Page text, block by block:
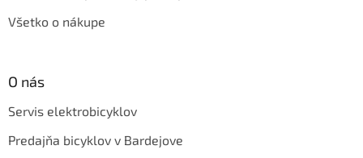
Všetko o nákupe
O nás
Servis elektrobicyklov
Predajňa bicyklov v Bardejove